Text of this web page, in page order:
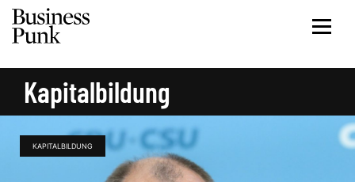
Kapitalbildung
KAPITALBILDUNG